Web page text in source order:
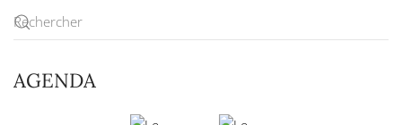
AGENDA